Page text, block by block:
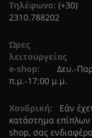
Τηλέφωνο: (+30)
2310.788202
Ώρες
λειτουργείας
e-shop:
Δευ.-
π.μ.-17:00 μ.μ.
Χονδρική:
Eάν
κατάστημα
shop, σας